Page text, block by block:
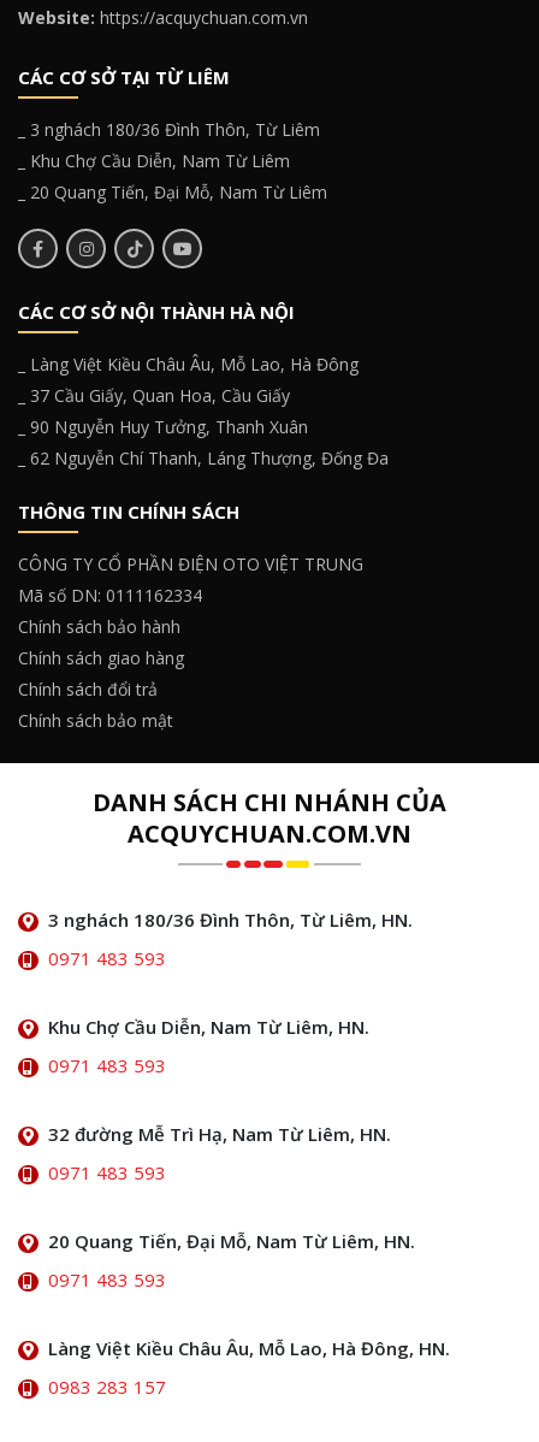
Website: https://acquychuan.com.vn
CÁC CƠ SỞ TẠI TỪ LIÊM
_ 3 nghách 180/36 Đình Thôn, Từ Liêm
_ Khu Chợ Cầu Diễn, Nam Từ Liêm
_ 20 Quang Tiến, Đại Mỗ, Nam Từ Liêm
CÁC CƠ SỞ NỘI THÀNH HÀ NỘI
_ Làng Việt Kiều Châu Âu, Mỗ Lao, Hà Đông
_ 37 Cầu Giấy, Quan Hoa, Cầu Giấy
_ 90 Nguyễn Huy Tưởng, Thanh Xuân
_ 62 Nguyễn Chí Thanh, Láng Thượng, Đống Đa
THÔNG TIN CHÍNH SÁCH
CÔNG TY CỔ PHẦN ĐIỆN OTO VIỆT TRUNG
Mã số DN: 0111162334
Chính sách bảo hành
Chính sách giao hàng
Chính sách đổi trả
Chính sách bảo mật
DANH SÁCH CHI NHÁNH CỦA
ACQUYCHUAN.COM.VN
3 nghách 180/36 Đình Thôn, Từ Liêm, HN.
0971 483 593
Khu Chợ Cầu Diễn, Nam Từ Liêm, HN.
0971 483 593
32 đường Mễ Trì Hạ, Nam Từ Liêm, HN.
0971 483 593
20 Quang Tiến, Đại Mỗ, Nam Từ Liêm, HN.
0971 483 593
Làng Việt Kiều Châu Âu, Mỗ Lao, Hà Đông, HN.
0983 283 157